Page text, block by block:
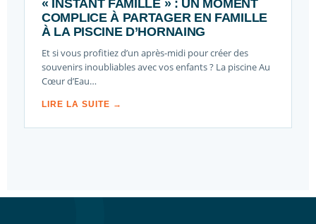
« INSTANT FAMILLE » : UN MOMENT
COMPLICE À PARTAGER EN FAMILLE
À LA PISCINE D’HORNAING
Et si vous profitiez d’un après-midi pour créer des
souvenirs inoubliables avec vos enfants ? La piscine Au
Cœur d’Eau…
LIRE LA SUITE →